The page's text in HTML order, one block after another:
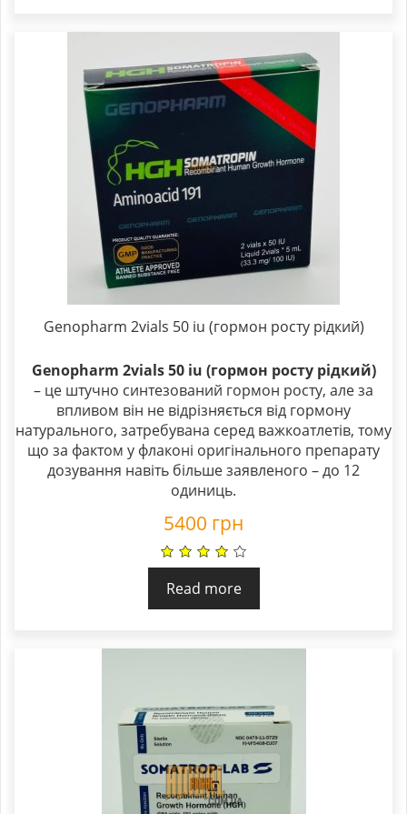
Genopharm 2vials 50 iu (гормон росту рідкий)
Genopharm 2vials 50 iu (гормон росту рідкий)
– це штучно синтезований гормон росту, але за
впливом він не відрізняється від гормону
натурального, затребувана серед важкоатлетів, тому
що за фактом у флаконі оригінального препарату
дозування навіть більше заявленого – до 12
одиниць.
5400 грн
Read more